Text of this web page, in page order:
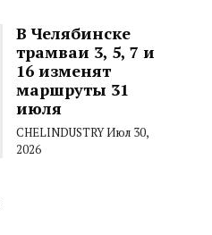
В Челябинске
трамваи 3, 5, 7 и
16 изменят
маршруты 31
июля
CHELINDUSTRYИюл 30,
2026